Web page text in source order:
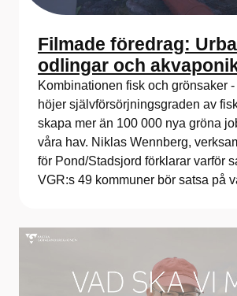
Filmade föredrag:
odlingar och
Kombinationen fisk och grönsaker
höjer självförsörjningsgraden av
skapa mer än 100 000 nya gröna
våra hav. Niklas Wennberg,
för Pond/Stadsjord förklarar varför
VGR:s 49 kommuner bör satsa på